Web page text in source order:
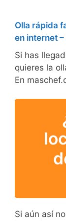
Olla rápida
en internet
Si has
quieres la
En
Si aún así